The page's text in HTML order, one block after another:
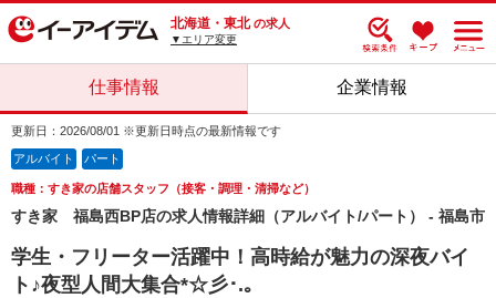
北海道・東北 の求人
▼エリア変更
仕事情報 企業情報
更新日：2026/08/01 ※更新日時点の最新情報です
アルバイト パート
職種：すき家の店舗スタッフ（接客・調理・清掃など）
すき家 福島西BP店の求人情報詳細（アルバイト/パート） - 福島市
学生・フリーター活躍中！高時給が魅力の深夜バイ
ト♪夜型人間大集合*☆彡･.｡